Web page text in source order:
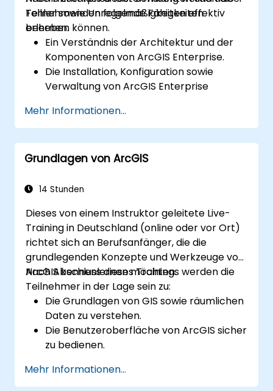
Fehler sowie Unregelmäßigkeiten effektiv
beheben können.
Teilnehmenden folgende Fähigkeiten
erlernen:
Ein Verständnis der Architektur und der
Komponenten von ArcGIS Enterprise.
Die Installation, Konfiguration sowie
Verwaltung von ArcGIS Enterprise
Kenntnisse im Fehlerbehebung und in der
Lösung häufig auftretender Probleme
erlangen.
Fähigkeiten zur Überwachung und
Umgebungen entwickeln.
Wiederherstellung sowie zur
Leistungsoptimierung beherrschen.
Mehr Informationen...
Grundlagen von ArcGIS
14 Stunden
Dieses von einem Instruktor geleitete Live-
Training in Deutschland (online oder vor Ort)
richtet sich an Berufsanfänger, die die
grundlegenden Konzepte und Werkzeuge von
ArcGIS kennenlernen möchten.
Nach Abschluss dieses Trainings werden die
Teilnehmer in der Lage sein zu:
Die Grundlagen von GIS sowie räumlichen
Daten zu verstehen.
Die Benutzeroberfläche von ArcGIS sicher
zu bedienen.
verwalten.
Mehr Informationen...